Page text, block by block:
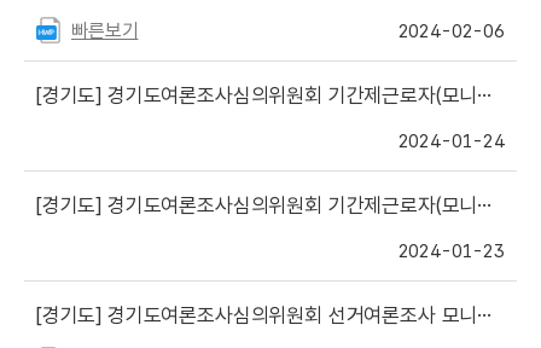
빠른보기 2024-02-06
[경기도] 경기도여론조사심의위원회 기간제근로자(모니터, 분석요원) 추가채용 최종합격자 공지
2024-01-24
[경기도] 경기도여론조사심의위원회 기간제근로자(모니터, 분석요원) 추가채용 서류전형 합격자 공지
2024-01-23
[경기도] 경기도여론조사심의위원회 선거여론조사 모니터·분석요원 채용 공고